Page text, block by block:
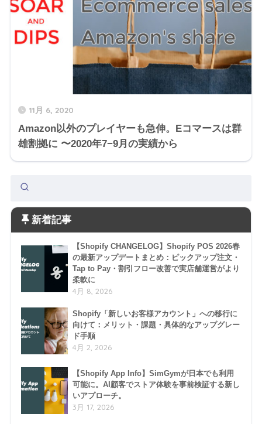
11月 6, 2020
Amazon以外のプレイヤーも急伸。Eコマースは群
雄割拠に 〜2020年7−9月の実績から
新着記事
【Shopify CHANGELOG】Shopify POS 2026春
の最新アップデートまとめ：ピックアップ注文・
Tap to Pay・割引フロー改善で実店舗運営がより
柔軟に
4月 8, 2026
Shopify「新しいお客様アカウント」への移行に
向けて：メリット・課題・具体的なアップグレー
ド手順
4月 2, 2026
【Shopify App Info】SimGymが日本でも利用
可能に。AI顧客でストア体験を事前検証する新し
いアプローチ。
3月 17, 2026